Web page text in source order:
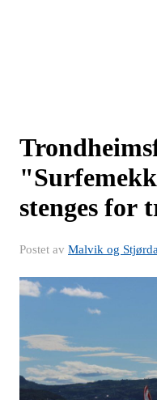
stenges for
Postet av Malvik og